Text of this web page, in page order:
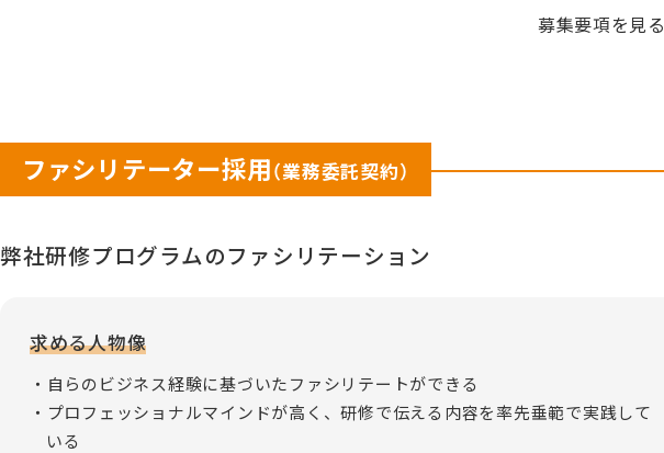
募集要項を見る
ファシリテーター採用（業務委託契約）
弊社研修プログラムのファシリテーション
求める人物像
自らのビジネス経験に基づいたファシリテートができる
プロフェッショナルマインドが高く、研修で伝える内容を率先垂範で実践して
いる